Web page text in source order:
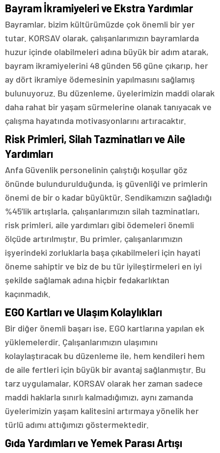
Bayram İkramiyeleri ve Ekstra Yardımlar
Bayramlar, bizim kültürümüzde çok önemli bir yer
tutar. KORSAV olarak, çalışanlarımızın bayramlarda
huzur içinde olabilmeleri adına büyük bir adım atarak,
bayram ikramiyelerini 48 günden 56 güne çıkarıp, her
ay dört ikramiye ödemesinin yapılmasını sağlamış
bulunuyoruz. Bu düzenleme, üyelerimizin maddi olarak
daha rahat bir yaşam sürmelerine olanak tanıyacak ve
çalışma hayatında motivasyonlarını artıracaktır.
Risk Primleri, Silah Tazminatları ve Aile
Yardımları
Anfa Güvenlik personelinin çalıştığı koşullar göz
önünde bulundurulduğunda, iş güvenliği ve primlerin
önemi de bir o kadar büyüktür. Sendikamızın sağladığı
%45’lik artışlarla, çalışanlarımızın silah tazminatları,
risk primleri, aile yardımları gibi ödemeleri önemli
ölçüde artırılmıştır. Bu primler, çalışanlarımızın
işyerindeki zorluklarla başa çıkabilmeleri için hayati
öneme sahiptir ve biz de bu tür iyileştirmeleri en iyi
şekilde sağlamak adına hiçbir fedakarlıktan
kaçınmadık.
EGO Kartları ve Ulaşım Kolaylıkları
Bir diğer önemli başarı ise, EGO kartlarına yapılan ek
yüklemelerdir. Çalışanlarımızın ulaşımını
kolaylaştıracak bu düzenleme ile, hem kendileri hem
de aile fertleri için büyük bir avantaj sağlanmıştır. Bu
tarz uygulamalar, KORSAV olarak her zaman sadece
maddi haklarla sınırlı kalmadığımızı, aynı zamanda
üyelerimizin yaşam kalitesini artırmaya yönelik her
türlü adımı attığımızı göstermektedir.
Gıda Yardımları ve Yemek Parası Artışı